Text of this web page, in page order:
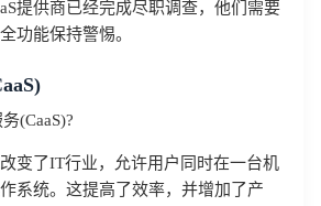
提供商已经完成尽职调查，他们需要
功能保持警惕。
(CaaS)?
变了IT行业，允许用户同时在一台机
系统。这提高了效率，并增加了产